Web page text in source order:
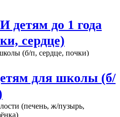
детям до 1 года
сердце)
для школы (б/